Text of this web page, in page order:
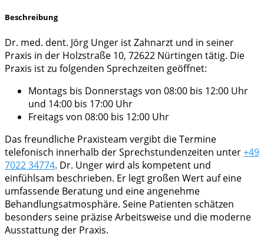
Beschreibung
Dr. med. dent. Jörg Unger ist Zahnarzt und in seiner
Praxis in der Holzstraße 10, 72622 Nürtingen tätig. Die
Praxis ist zu folgenden Sprechzeiten geöffnet:
Montags bis Donnerstags von 08:00 bis 12:00 Uhr
und 14:00 bis 17:00 Uhr
Freitags von 08:00 bis 12:00 Uhr
Das freundliche Praxisteam vergibt die Termine
telefonisch innerhalb der Sprechstundenzeiten unter+49
7022 34774. Dr. Unger wird als kompetent und
einfühlsam beschrieben. Er legt großen Wert auf eine
umfassende Beratung und eine angenehme
Behandlungsatmosphäre. Seine Patienten schätzen
besonders seine präzise Arbeitsweise und die moderne
Ausstattung der Praxis.